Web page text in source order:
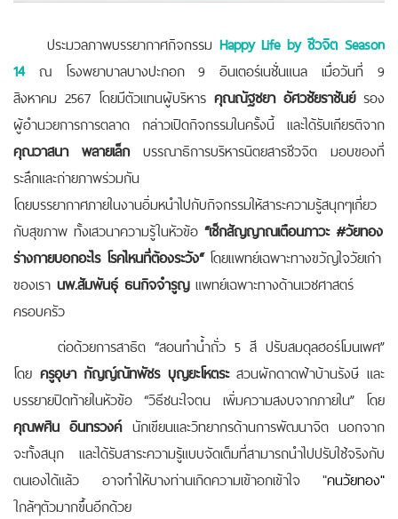
ประมวลภาพบรรยากาศกิจกรรม Happy Life by ชีวจิต Season
14ณ โรงพยาบาลบางปะกอก 9 อินเตอร์เนชั่นแนล เมื่อวันที่ 9
สิงหาคม 2567 โดยมีตัวแทนผู้บริหาร คุณณัฐชยา อัศวชัยราชันย์รอง
ผู้อำนวยการการตลาด กล่าวเปิดกิจกรรมในครั้งนี้ และได้รับเกียรติจาก
คุณวาสนา พลายเล็ก บรรณาธิการบริหารนิตยสารชีวจิต มอบของที่
ระลึกและถ่ายภาพร่วมกัน
โดยบรรยากาศภายในงานอิ่มหนำไปกับกิจกรรมให้สาระความรู้สนุกๆเกี่ยว
กับสุขภาพ ทั้งเสวนาความรู้ในหัวข้อ “เช็กสัญญาณเตือนภาวะ #วัยทอง
ร่างกายบอกอะไร โรคไหนที่ต้องระวัง“โดยแพทย์เฉพาะทางขวัญใจวัยเก๋า
ของเรา นพ.สัมพันธุ์ ธนกิจจำรูญแพทย์เฉพาะทางด้านเวชศาสตร์
ครอบครัว
ต่อด้วยการสาธิต “สอนทำน้ำถั่ว 5 สี ปรับสมดุลฮอร์โมนเพศ”
โดย ครูอุษา กัญญ์ณัทพัชร บุญยะโหตระสวนผักดาดฟ้าบ้านรังษี และ
บรรยายปิดท้ายในหัวข้อ “วิธีชนะใจตน เพิ่มความสงบจากภายใน” โดย
คุณพศิน อินทรวงค์นักเขียนและวิทยากรด้านการพัฒนาจิต นอกจาก
จะทั้งสนุก และได้รับสาระความรู้แบบจัดเต็มที่สามารถนำไปปรับใช้จริงกับ
ตนเองได้แล้ว อาจทำให้บางท่านเกิดความเข้าอกเข้าใจ "คนวัยทอง"
ใกล้ๆตัวมากขึ้นอีกด้วย